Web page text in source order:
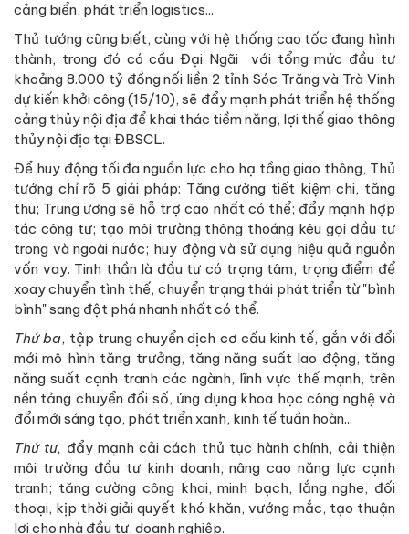
cảng biển, phát triển logistics...
Thủ tướng cũng biết, cùng với hệ thống cao tốc đang hình
thành, trong đó có cầu Đại Ngãi với tổng mức đầu tư
khoảng 8.000 tỷ đồng nối liền 2 tỉnh Sóc Trăng và Trà Vinh
dự kiến khởi công (15/10), sẽ đẩy mạnh phát triển hệ thống
cảng thủy nội địa để khai thác tiềm năng, lợi thế giao thông
thủy nội địa tại ĐBSCL.
Để huy động tối đa nguồn lực cho hạ tầng giao thông, Thủ
tướng chỉ rõ 5 giải pháp: Tăng cường tiết kiệm chi, tăng
thu; Trung ương sẽ hỗ trợ cao nhất có thể; đẩy mạnh hợp
tác công tư; tạo môi trường thông thoáng kêu gọi đầu tư
trong và ngoài nước; huy động và sử dụng hiệu quả nguồn
vốn vay. Tinh thần là đầu tư có trọng tâm, trọng điểm để
xoay chuyển tình thế, chuyển trạng thái phát triển từ "bình
bình" sang đột phá nhanh nhất có thể.
Thứ ba, tập trung chuyển dịch cơ cấu kinh tế, gắn với đổi
mới mô hình tăng trưởng, tăng năng suất lao động, tăng
năng suất cạnh tranh các ngành, lĩnh vực thế mạnh, trên
nền tảng chuyển đổi số, ứng dụng khoa học công nghệ và
đổi mới sáng tạo, phát triển xanh, kinh tế tuần hoàn...
Thứ tư, đẩy mạnh cải cách thủ tục hành chính, cải thiện
môi trường đầu tư kinh doanh, nâng cao năng lực cạnh
tranh; tăng cường công khai, minh bạch, lắng nghe, đối
thoại, kịp thời giải quyết khó khăn, vướng mắc, tạo thuận
lợi cho nhà đầu tư, doanh nghiệp.